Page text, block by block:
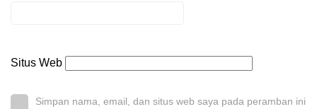
Situs Web
Simpan nama, email, dan situs web saya pada peramban ini